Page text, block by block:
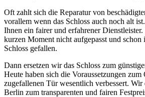
Oft zahlt sich die Reparatur von
vorallem wenn das Schloss auch noch alt
Ihnen ein fairer und erfahrener
kurzen Moment nicht aufgepasst und schon
Schloss gefallen.
Dann ersetzen wir das Schloss zum
Heute haben sich die Voraussetzungen zum
zugefallenen Tür wesentlich verbessert.
Berlin zum transparenten und fairen